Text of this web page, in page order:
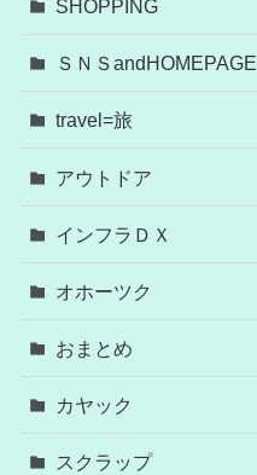
SHOPPING
ＳＮＳandHOMEPAGE
travel=旅
アウトドア
インフラＤＸ
オホーツク
おまとめ
カヤック
スクラップ